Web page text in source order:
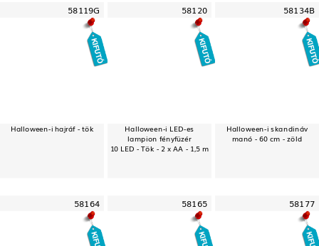
58119G
Halloween-i hajráf - tök
58120
Halloween-i LED-es
lampion fényfüzér
10 LED - Tök - 2 x AA - 1,5 m
58134B
Halloween-i skandináv
manó - 60 cm - zöld
58164 58165 58177